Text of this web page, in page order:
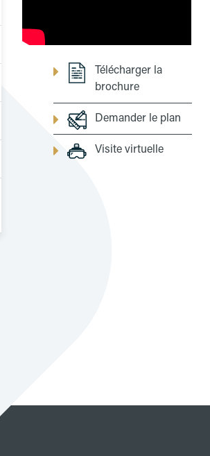
Télécharger la
brochure
Demander le plan
Visite virtuelle